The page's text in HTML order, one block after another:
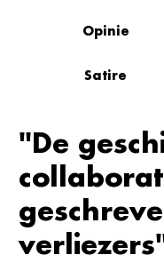
Opinie
Satire
"De